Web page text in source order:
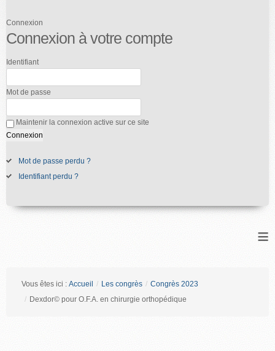
Connexion
Connexion à votre compte
Identifiant
Mot de passe
Maintenir la connexion active sur ce site
Mot de passe perdu ?
Identifiant perdu ?
≡
Vous êtes ici : Accueil / Les congrès / Congrès 2023
/ Dexdor© pour O.F.A. en chirurgie orthopédique